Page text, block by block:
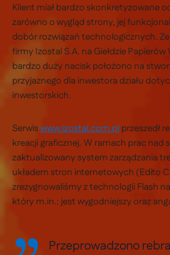
Klient miał bardzo skonkretyzowane
zarówno o wygląd strony, jej
dobór rozwiązań technologicznych.
firmy Izostal S.A. na Giełdzie
bardzo duży nacisk położono na
przyjaznego dla inwestora działu
inwestorskich.
Serwiswww.izostal.com.plprzeszedł
kreacji graficznej. W ramach prac nad
zaktualizowany system zarządzania
układem stron internetowych (Edito
zrezygnowaliśmy z technologii Flash
który m.in.: jest wygodniejszy oraz
Przeprowadzono